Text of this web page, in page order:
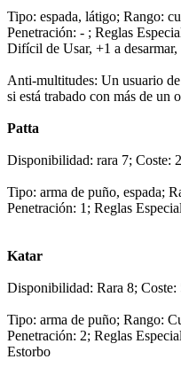
Tipo: espada, látigo; Rango:
Penetración: - ; Reglas
Difícil de Usar, +1 a
Anti-multitudes: Un usuario
si está trabado con más de un
Patta
Disponibilidad: rara 7; Coste:
Tipo: arma de puño, espada;
Penetración: 1; Reglas
Katar
Disponibilidad: Rara 8; Coste:
Tipo: arma de puño; Rango:
Penetración: 2; Reglas
Estorbo